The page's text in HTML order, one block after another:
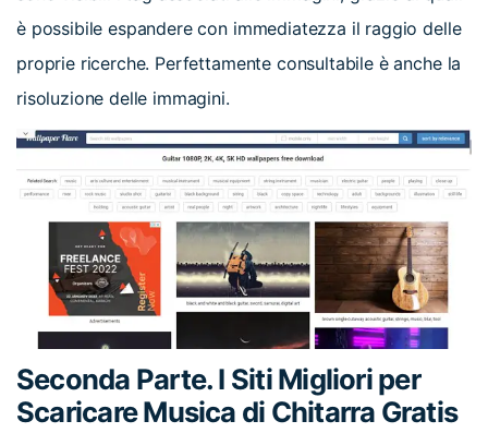
è possibile espandere con immediatezza il raggio delle
proprie ricerche. Perfettamente consultabile è anche la
risoluzione delle immagini.
Seconda Parte. I Siti Migliori per
Scaricare Musica di Chitarra Gratis